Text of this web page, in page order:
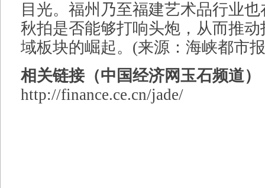
目光。福州乃至福建艺术品行业
秋拍是否能够打响头炮，从而推
域板块的崛起。(来源：海峡都市
相关链接（中国经济网玉石频道）
http://finance.ce.cn/jade/